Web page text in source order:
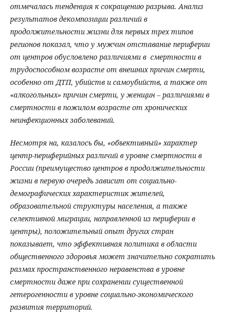
отмечалась тенденция к сокращению разрыва. Анализ
результатов декомпозиции различий в
продолжительности жизни для первых трех типов
регионов показал, что у мужчин отставание периферии
от центров обусловлено различиями в смертности в
трудоспособном возрасте от внешних причин смерти,
особенно от ДТП, убийств и самоубийств, а также от
«алкогольных» причин смерти, у женщин – различиями в
смертности в пожилом возрасте от хронических
неинфекционных заболеваний.
Несмотря на, казалось бы, «объективный» характер
центр-периферийных различий в уровне смертности в
России (преимущество центров в продолжительности
жизни в первую очередь зависит от социально-
демографических характеристик жителей,
образовательной структуры населения, а также
селективной миграции, направленной из периферии в
центры), положительный опыт других стран
показывает, что эффективная политика в области
общественного здоровья может значительно сократить
размах пространственного неравенства в уровне
смертности даже при сохранении существенной
гетерогенности в уровне социально-экономического
развития территорий.